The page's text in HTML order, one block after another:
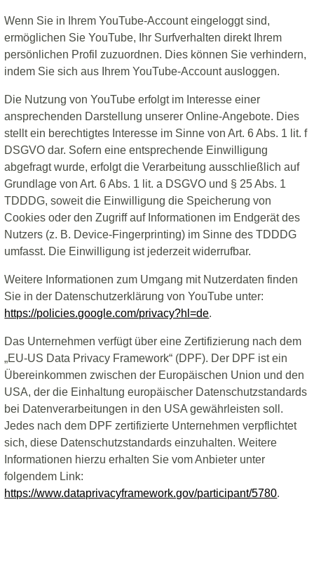
Wenn Sie in Ihrem YouTube-Account eingeloggt sind,
ermöglichen Sie YouTube, Ihr Surfverhalten direkt Ihrem
persönlichen Profil zuzuordnen. Dies können Sie verhindern,
indem Sie sich aus Ihrem YouTube-Account ausloggen.
Die Nutzung von YouTube erfolgt im Interesse einer
ansprechenden Darstellung unserer Online-Angebote. Dies
stellt ein berechtigtes Interesse im Sinne von Art. 6 Abs. 1 lit. f
DSGVO dar. Sofern eine entsprechende Einwilligung
abgefragt wurde, erfolgt die Verarbeitung ausschließlich auf
Grundlage von Art. 6 Abs. 1 lit. a DSGVO und § 25 Abs. 1
TDDDG, soweit die Einwilligung die Speicherung von
Cookies oder den Zugriff auf Informationen im Endgerät des
Nutzers (z. B. Device-Fingerprinting) im Sinne des TDDDG
umfasst. Die Einwilligung ist jederzeit widerrufbar.
Weitere Informationen zum Umgang mit Nutzerdaten finden
Sie in der Datenschutzerklärung von YouTube unter:
https://policies.google.com/privacy?hl=de.
Das Unternehmen verfügt über eine Zertifizierung nach dem
„EU-US Data Privacy Framework“ (DPF). Der DPF ist ein
Übereinkommen zwischen der Europäischen Union und den
USA, der die Einhaltung europäischer Datenschutzstandards
bei Datenverarbeitungen in den USA gewährleisten soll.
Jedes nach dem DPF zertifizierte Unternehmen verpflichtet
sich, diese Datenschutzstandards einzuhalten. Weitere
Informationen hierzu erhalten Sie vom Anbieter unter
folgendem Link:
https://www.dataprivacyframework.gov/participant/5780.